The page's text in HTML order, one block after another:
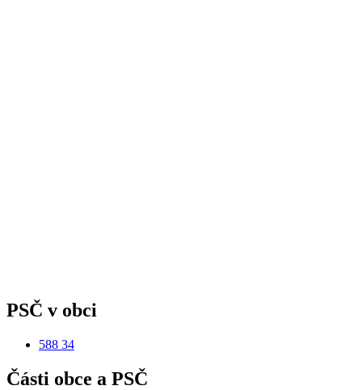
PSČ v obci
588 34
Části obce a PSČ